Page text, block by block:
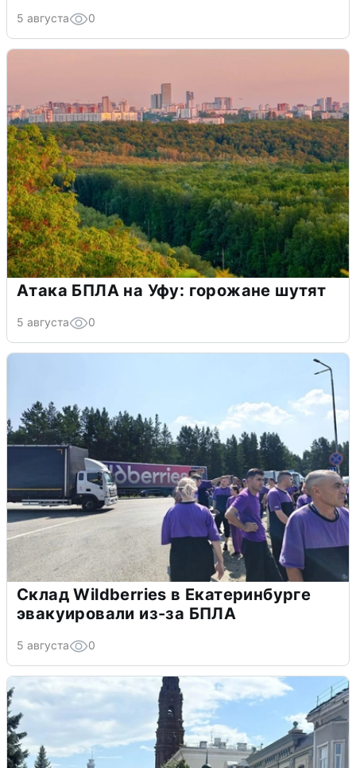
5 августа 0
Атака БПЛА на Уфу: горожане шутят
5 августа 0
Склад Wildberries в Екатеринбурге
эвакуировали из-за БПЛА
5 августа 0